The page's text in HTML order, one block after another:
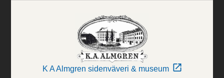
K A Almgren sidenväveri & museum